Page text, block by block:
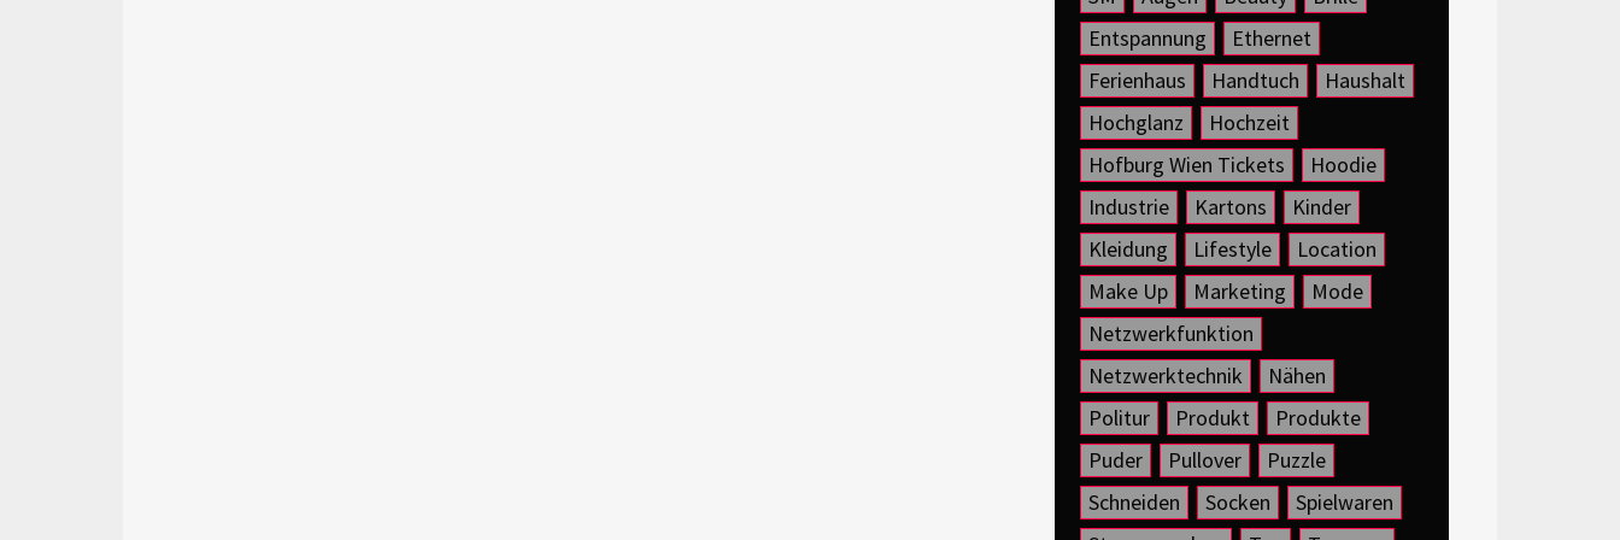
Entspannung
Ethernet
Ferienhaus
Handtuch
Haushalt
Hochglanz
Hochzeit
Hofburg Wien Tickets
Hoodie
Industrie
Kartons
Kinder
Kleidung
Lifestyle
Location
Make Up
Marketing
Mode
Netzwerkfunktion
Netzwerktechnik
Nähen
Politur
Produkt
Produkte
Puder
Pullover
Puzzle
Schneiden
Socken
Spielwaren